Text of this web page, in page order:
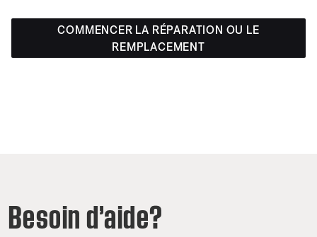
COMMENCER LA RÉPARATION OU LE
REMPLACEMENT
Besoin d’aide?